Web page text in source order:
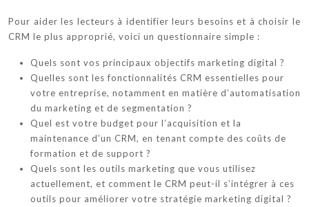
Pour aider les lecteurs à identifier leurs besoins et à choisir le
CRM le plus approprié, voici un questionnaire simple :
Quels sont vos principaux objectifs marketing digital ?
Quelles sont les fonctionnalités CRM essentielles pour
votre entreprise, notamment en matière d’automatisation
du marketing et de segmentation ?
Quel est votre budget pour l’acquisition et la
maintenance d’un CRM, en tenant compte des coûts de
formation et de support ?
Quels sont les outils marketing que vous utilisez
actuellement, et comment le CRM peut-il s’intégrer à ces
outils pour améliorer votre stratégie marketing digital ?